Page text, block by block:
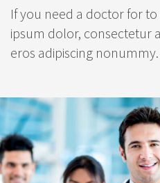
If you need a doctor for
ipsum dolor, consectetur
eros adipiscing nonummy.